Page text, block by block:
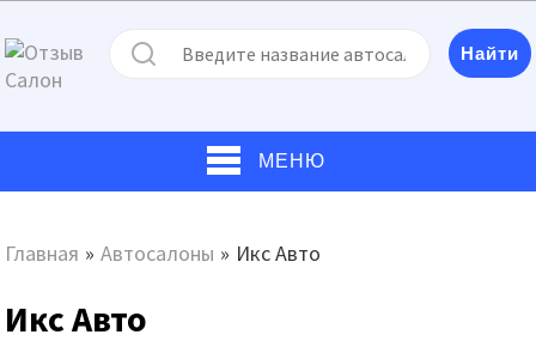
МЕНЮ
Главная » Автосалоны » Икс Авто
Икс Авто